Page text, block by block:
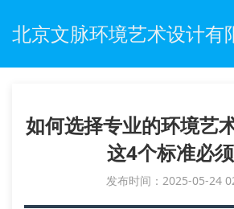
北京文脉环境艺术设计有
如何选择专业的环境艺
这4个标准必
发布时间：2025-05-24